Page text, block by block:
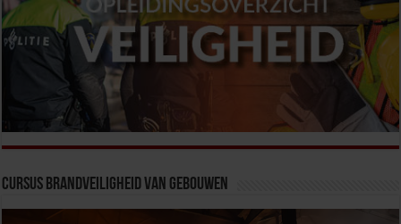
Cursus Brandveiligheid van Gebouwen